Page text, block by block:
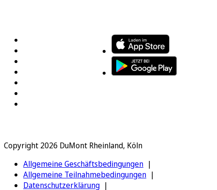
Copyright 2026 DuMont Rheinland, Köln
Allgemeine Geschäftsbedingungen
Allgemeine Teilnahmebedingungen
Datenschutzerklärung